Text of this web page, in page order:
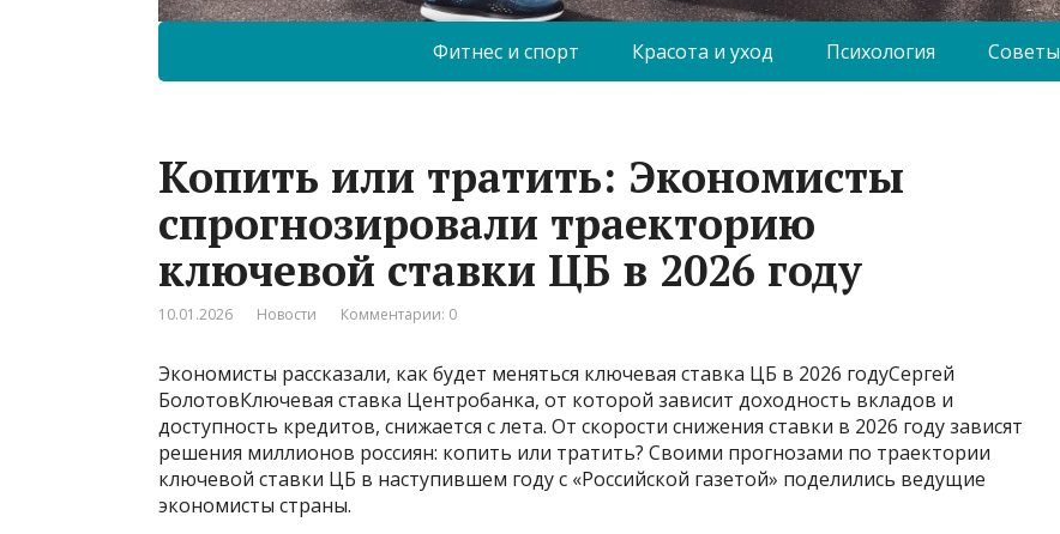
Фитнес и спорт Красота и уход Психология Советы
Копить или тратить: Экономисты
спрогнозировали траекторию
ключевой ставки ЦБ в 2026 году
10.01.2026 Новости Комментарии: 0
Экономисты рассказали, как будет меняться ключевая ставка ЦБ в 2026 годуСергей
БолотовКлючевая ставка Центробанка, от которой зависит доходность вкладов и
доступность кредитов, снижается с лета. От скорости снижения ставки в 2026 году зависят
решения миллионов россиян: копить или тратить? Своими прогнозами по траектории
ключевой ставки ЦБ в наступившем году с «Российской газетой» поделились ведущие
экономисты страны.